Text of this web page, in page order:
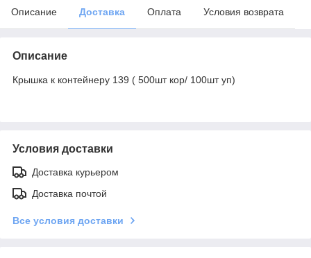
Описание Доставка Оплата Условия возврата
Описание
Крышка к контейнеру 139 ( 500шт кор/ 100шт уп)
Условия доставки
Доставка курьером
Доставка почтой
Все условия доставки